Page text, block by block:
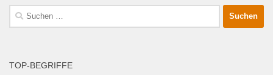
Suche
nach:
TOP-BEGRIFFE